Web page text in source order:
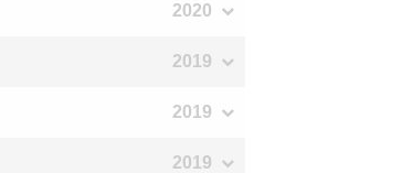
2020
2019
2019
2019